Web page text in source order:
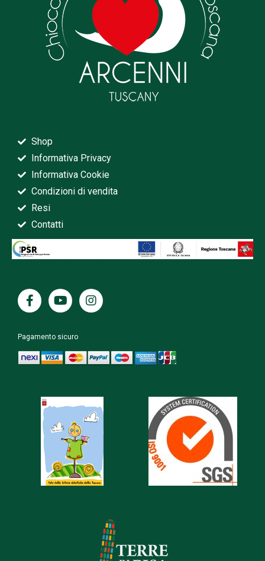
Shop
Informativa Privacy
Informativa Cookie
Condizioni di vendita
Resi
Contatti
Pagamento sicuro